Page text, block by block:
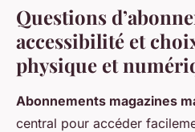
Questions
accessibilité et
physique et
Abonnements magazines
central pour accéder